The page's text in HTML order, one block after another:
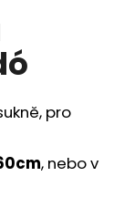
pro
, nebo v